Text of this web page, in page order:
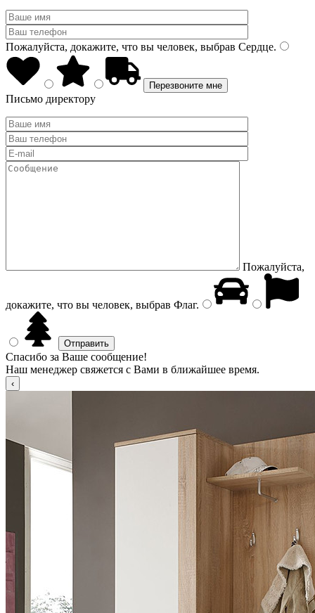
Пожалуйста, докажите, что вы человек, выбрав Сердце.
Письмо директору
Пожалуйста,
докажите, что вы человек, выбрав Флаг.
Спасибо за Ваше сообщение!
Наш менеджер свяжется с Вами в ближайшее время.